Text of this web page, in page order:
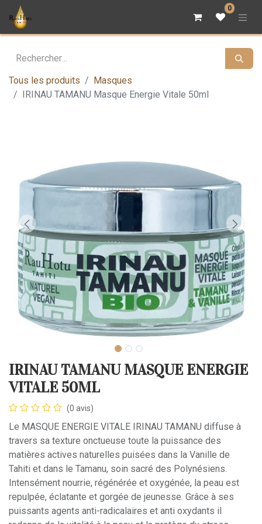
0
Tous les produits
Masques
IRINAU TAMANU Masque Energie Vitale 50ml
IRINAU TAMANU MASQUE ENERGIE
VITALE 50ML
(0 avis)
Le MASQUE ENERGIE VITALE IRINAU TAMANU diffuse à
travers sa texture onctueuse toute la puissance des
matières actives naturelles puisées dans la Vanille de
Tahiti et dans le Tamanu, soin sacré des Polynésiens.
Intensément nourrie, régénérée et oxygénée, la peau est
repulpée, éclatante et gorgée de jeunesse. Grâce à ses
puissants agents anti-radicalaires et anti oxydants il